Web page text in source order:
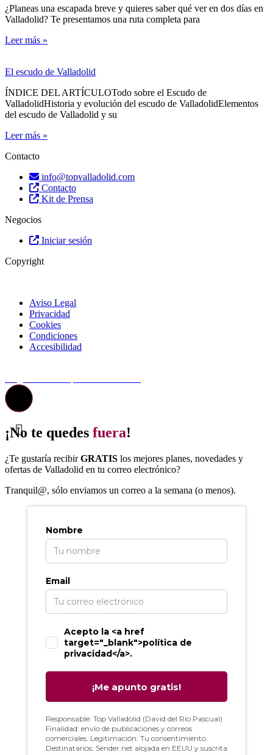
¿Planeas una escapada breve y quieres saber qué ver en dos días en
Valladolid? Te presentamos una ruta completa para
Leer más »
El escudo de Valladolid
ÍNDICE DEL ARTÍCULOTodo sobre el Escudo de
ValladolidHistoria y evolución del escudo de ValladolidElementos
del escudo de Valladolid y su
Leer más »
Contacto
info@topvalladolid.com
Contacto
Kit de Prensa
Negocios
Iniciar sesión
Copyright
Aviso Legal
Privacidad
Cookies
Condiciones
Accesibilidad
¡No te quedes fuera!
¿Te gustaría recibirGRATIS los mejores planes, novedades y
ofertas de Valladolid en tu correo electrónico?
Tranquil@, sólo enviamos un correo a la semana (o menos).